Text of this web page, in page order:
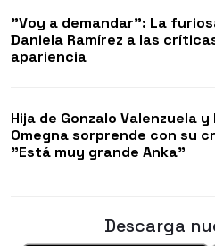
"Voy a demandar": La
Daniela Ramírez a las
apariencia
Hija de Gonzalo Valenzuela
Omegna sorprende con su
"Está muy grande Anka"
Descarga